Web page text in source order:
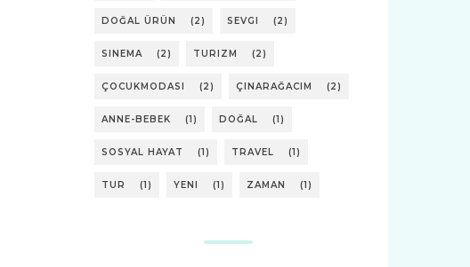
DOĞAL ÜRÜN (2) SEVGI (2)
SINEMA (2) TURIZM (2)
ÇOCUKMODASI (2) ÇINARAĞACIM (2)
ANNE-BEBEK (1) DOĞAL (1)
SOSYAL HAYAT (1) TRAVEL (1)
TUR (1) YENI (1) ZAMAN (1)